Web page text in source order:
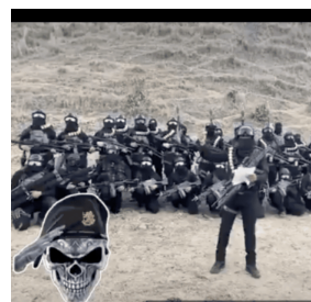
Editorial
Nacional
Colaboradores
Internacional
Cultura